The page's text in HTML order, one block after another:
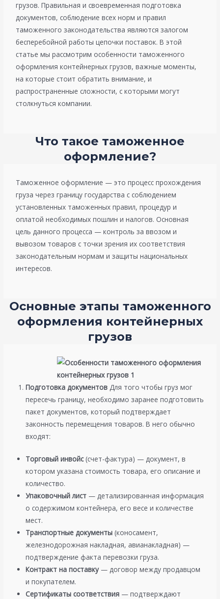
грузов. Правильная и своевременная подготовка
документов, соблюдение всех норм и правил
таможенного законодательства являются залогом
бесперебойной работы цепочки поставок. В этой
статье мы рассмотрим особенности таможенного
оформления контейнерных грузов, важные моменты,
на которые стоит обратить внимание, и
распространенные сложности, с которыми могут
столкнуться компании.
Что такое таможенное
оформление?
Таможенное оформление — это процесс прохождения
груза через границу государства с соблюдением
установленных таможенных правил, процедур и
оплатой необходимых пошлин и налогов. Основная
цель данного процесса — контроль за ввозом и
вывозом товаров с точки зрения их соответствия
законодательным нормам и защиты национальных
интересов.
Основные этапы таможенного
оформления контейнерных
грузов
Подготовка документов Для того чтобы груз мог
пересечь границу, необходимо заранее подготовить
пакет документов, который подтверждает
законность перемещения товаров. В него обычно
входят:
Торговый инвойс(счет-фактура) — документ, в
котором указана стоимость товара, его описание и
количество.
Упаковочный лист — детализированная информация
о содержимом контейнера, его весе и количестве
мест.
Транспортные документы (коносамент,
железнодорожная накладная, авианакладная) —
подтверждение факта перевозки груза.
Контракт на поставку— договор между продавцом
и покупателем.
Сертификаты соответствия — подтверждают